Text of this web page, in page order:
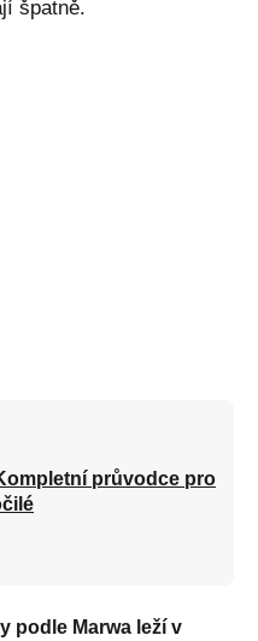
špatně.
průvodce pro
podle Marwa leží v